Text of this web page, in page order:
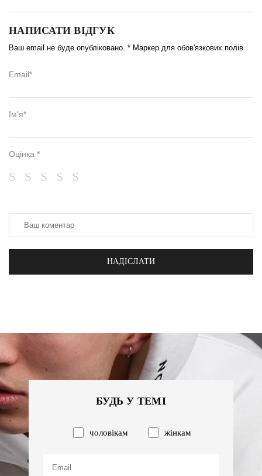
НАПИСАТИ ВІДГУК
Ваш email не буде опубліковано. * Маркер для обов'язкових полів
Email*
Ім'я*
Оцінка *
НАДІСЛАТИ
БУДЬ У ТЕМІ
чоловікам жінкам